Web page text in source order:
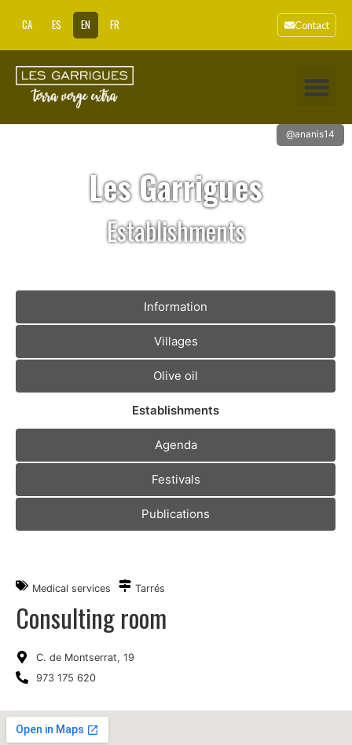
CA ES EN FR Contact
@ananis14
Les Garrigues
Establishments
Information
Villages
Olive oil
Establishments
Agenda
Festivals
Publications
Medical services Tarrés
Consulting room
C. de Montserrat, 19
973 175 620